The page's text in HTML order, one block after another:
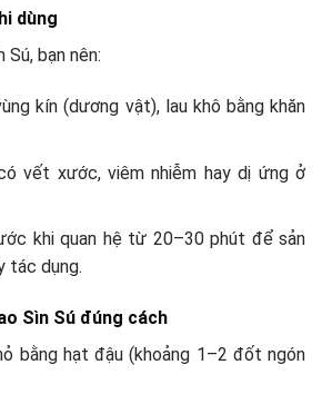
dùng
Sú, bạn nên:
kín (dương vật), lau khô bằng khăn
vết xước, viêm nhiễm hay dị ứng ở
khi quan hệ từ 20–30 phút để sản
tác dụng.
Sìn Sú đúng cách
bằng hạt đậu (khoảng 1–2 đốt ngón